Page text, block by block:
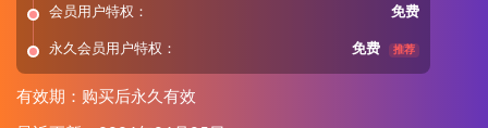
会员用户特权： 免费
永久会员用户特权： 免费 推荐
有效期：购买后永久有效